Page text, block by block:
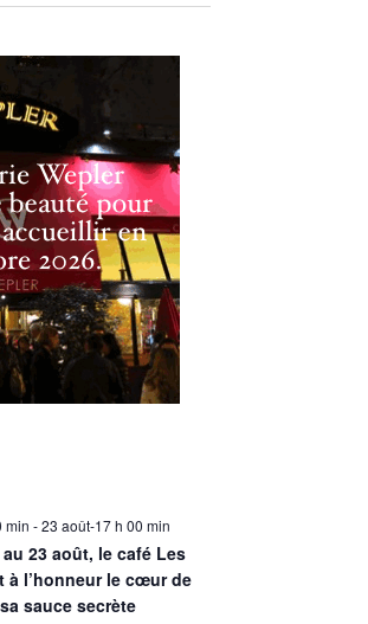
min -23 août-17 h 00 min
23 août, le café Les
à l’honneur le cœur de
sauce secrète